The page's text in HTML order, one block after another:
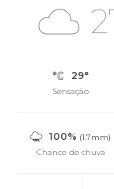
29°
Sensação
100% (1.7mm)
Chance de chuva